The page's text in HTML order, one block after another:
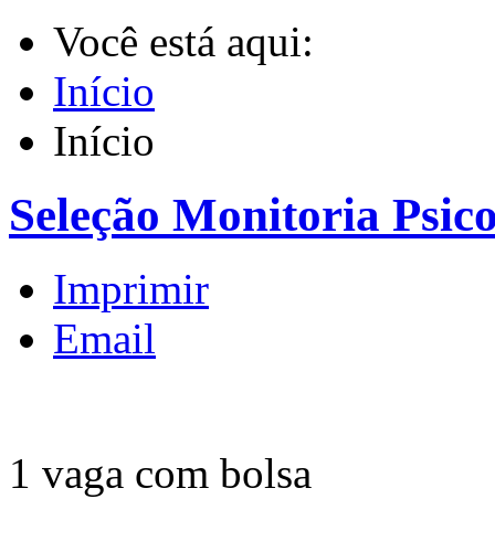
Você está aqui:
Início
Início
Seleção Monitoria
Imprimir
Email
1 vaga com bolsa